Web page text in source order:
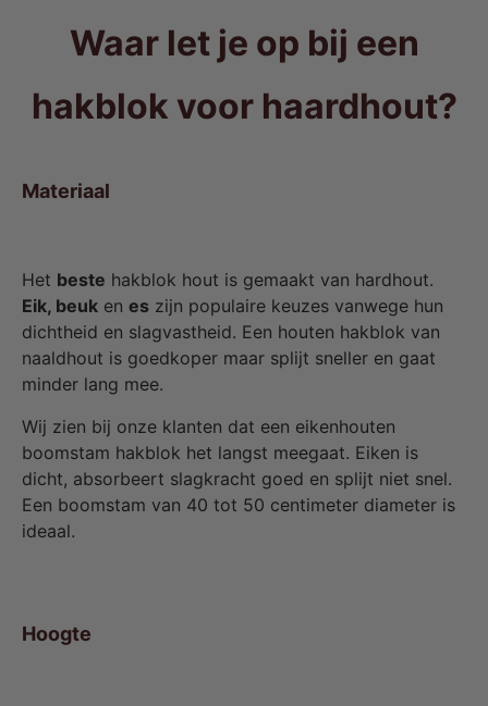
Waar let je op bij een
hakblok voor haardhout?
Materiaal
Het beste hakblok hout is gemaakt van hardhout.
Eik, beuk en es zijn populaire keuzes vanwege hun
dichtheid en slagvastheid. Een houten hakblok van
naaldhout is goedkoper maar splijt sneller en gaat
minder lang mee.
Wij zien bij onze klanten dat een eikenhouten
boomstam hakblok het langst meegaat. Eiken is
dicht, absorbeert slagkracht goed en splijt niet snel.
Een boomstam van 40 tot 50 centimeter diameter is
ideaal.
Hoogte